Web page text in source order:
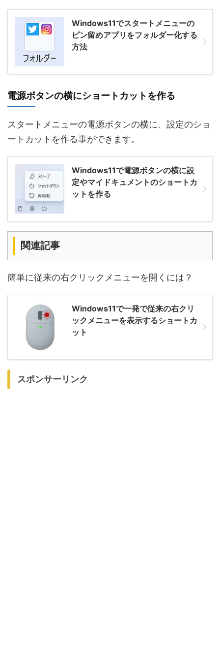
Windows11でスタートメニューの
ピン留めアプリをフォルダー化する
方法
電源ボタンの横にショートカットを作る
スタートメニューの電源ボタンの横に、設定のショ
ートカットを作る事ができます。
Windows11で電源ボタンの横に設
定やマイドキュメントのショートカ
ットを作る
関連記事
簡単に従来の右クリックメニューを開くには？
Windows11で一発で従来の右クリ
ックメニューを表示するショートカ
ット
スポンサーリンク